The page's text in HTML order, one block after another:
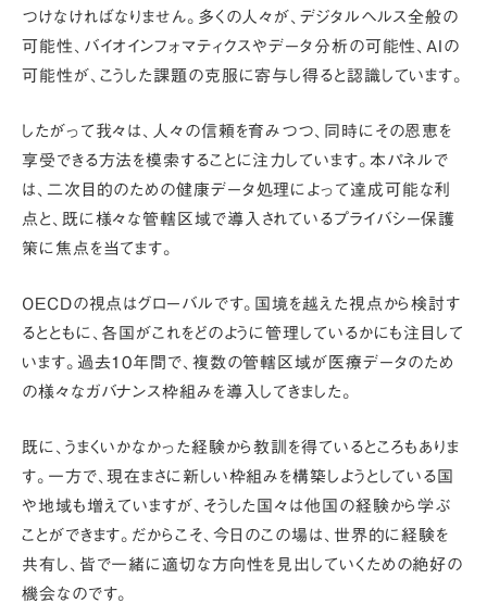
つけなければなりません。多くの人々が、デジタルヘルス全般の
可能性、バイオインフォマティクスやデータ分析の可能性、AIの
可能性が、こうした課題の克服に寄与し得ると認識しています。
したがって我々は、人々の信頼を育みつつ、同時にその恩恵を
享受できる方法を模索することに注力しています。本パネルで
は、二次目的のための健康データ処理によって達成可能な利
点と、既に様々な管轄区域で導入されているプライバシー保護
策に焦点を当てます。
OECDの視点はグローバルです。国境を越えた視点から検討す
るとともに、各国がこれをどのように管理しているかにも注目して
います。過去10年間で、複数の管轄区域が医療データのため
の様々なガバナンス枠組みを導入してきました。
既に、うまくいかなかった経験から教訓を得ているところもありま
す。一方で、現在まさに新しい枠組みを構築しようとしている国
や地域も増えていますが、そうした国々は他国の経験から学ぶ
ことができます。だからこそ、今日のこの場は、世界的に経験を
共有し、皆で一緒に適切な方向性を見出していくための絶好の
機会なのです。